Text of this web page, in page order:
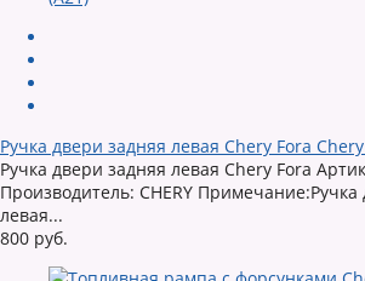
Ручка двери задняя левая Chery Fora
Ручка двери задняя левая Chery Fora
Производитель: CHERY Примечание:Ручка
левая...
800 руб.